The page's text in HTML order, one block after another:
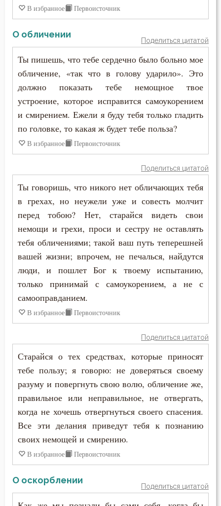
В избранное Первоисточник
О обличении
Поделиться цитатой
Ты пишешь, что тебе сердечно было больно мое
обличение, «так что в голову ударило». Это
должно показать тебе немощное твое
устроение, которое исправится самоукорением
и смирением. Ежели я буду тебя только гладить
по головке, то какая ж будет тебе польза?
В избранное Первоисточник
Поделиться цитатой
Ты говоришь, что никого нет обличающих тебя
в грехах, но неужели уже и совесть молчит
перед тобою? Нет, старайся видеть свои
немощи и грехи, проси и сестру не оставлять
тебя обличениями; такой ваш путь теперешней
вашей жизни; впрочем, не печалься, найдутся
люди, и пошлет Бог к твоему испытанию,
только принимай с самоукорением, а не с
самооправданием.
В избранное Первоисточник
Поделиться цитатой
Старайся о тех средствах, которые приносят
тебе пользу; я говорю: не доверяться своему
разуму и повергнуть свою волю, обличение же,
правильное или неправильное, не отвергать,
когда не хочешь отвергнуться своего спасения.
Все эти делания приведут тебя к познанию
своих немощей и смирению.
В избранное Первоисточник
О оскорблении
Поделиться цитатой